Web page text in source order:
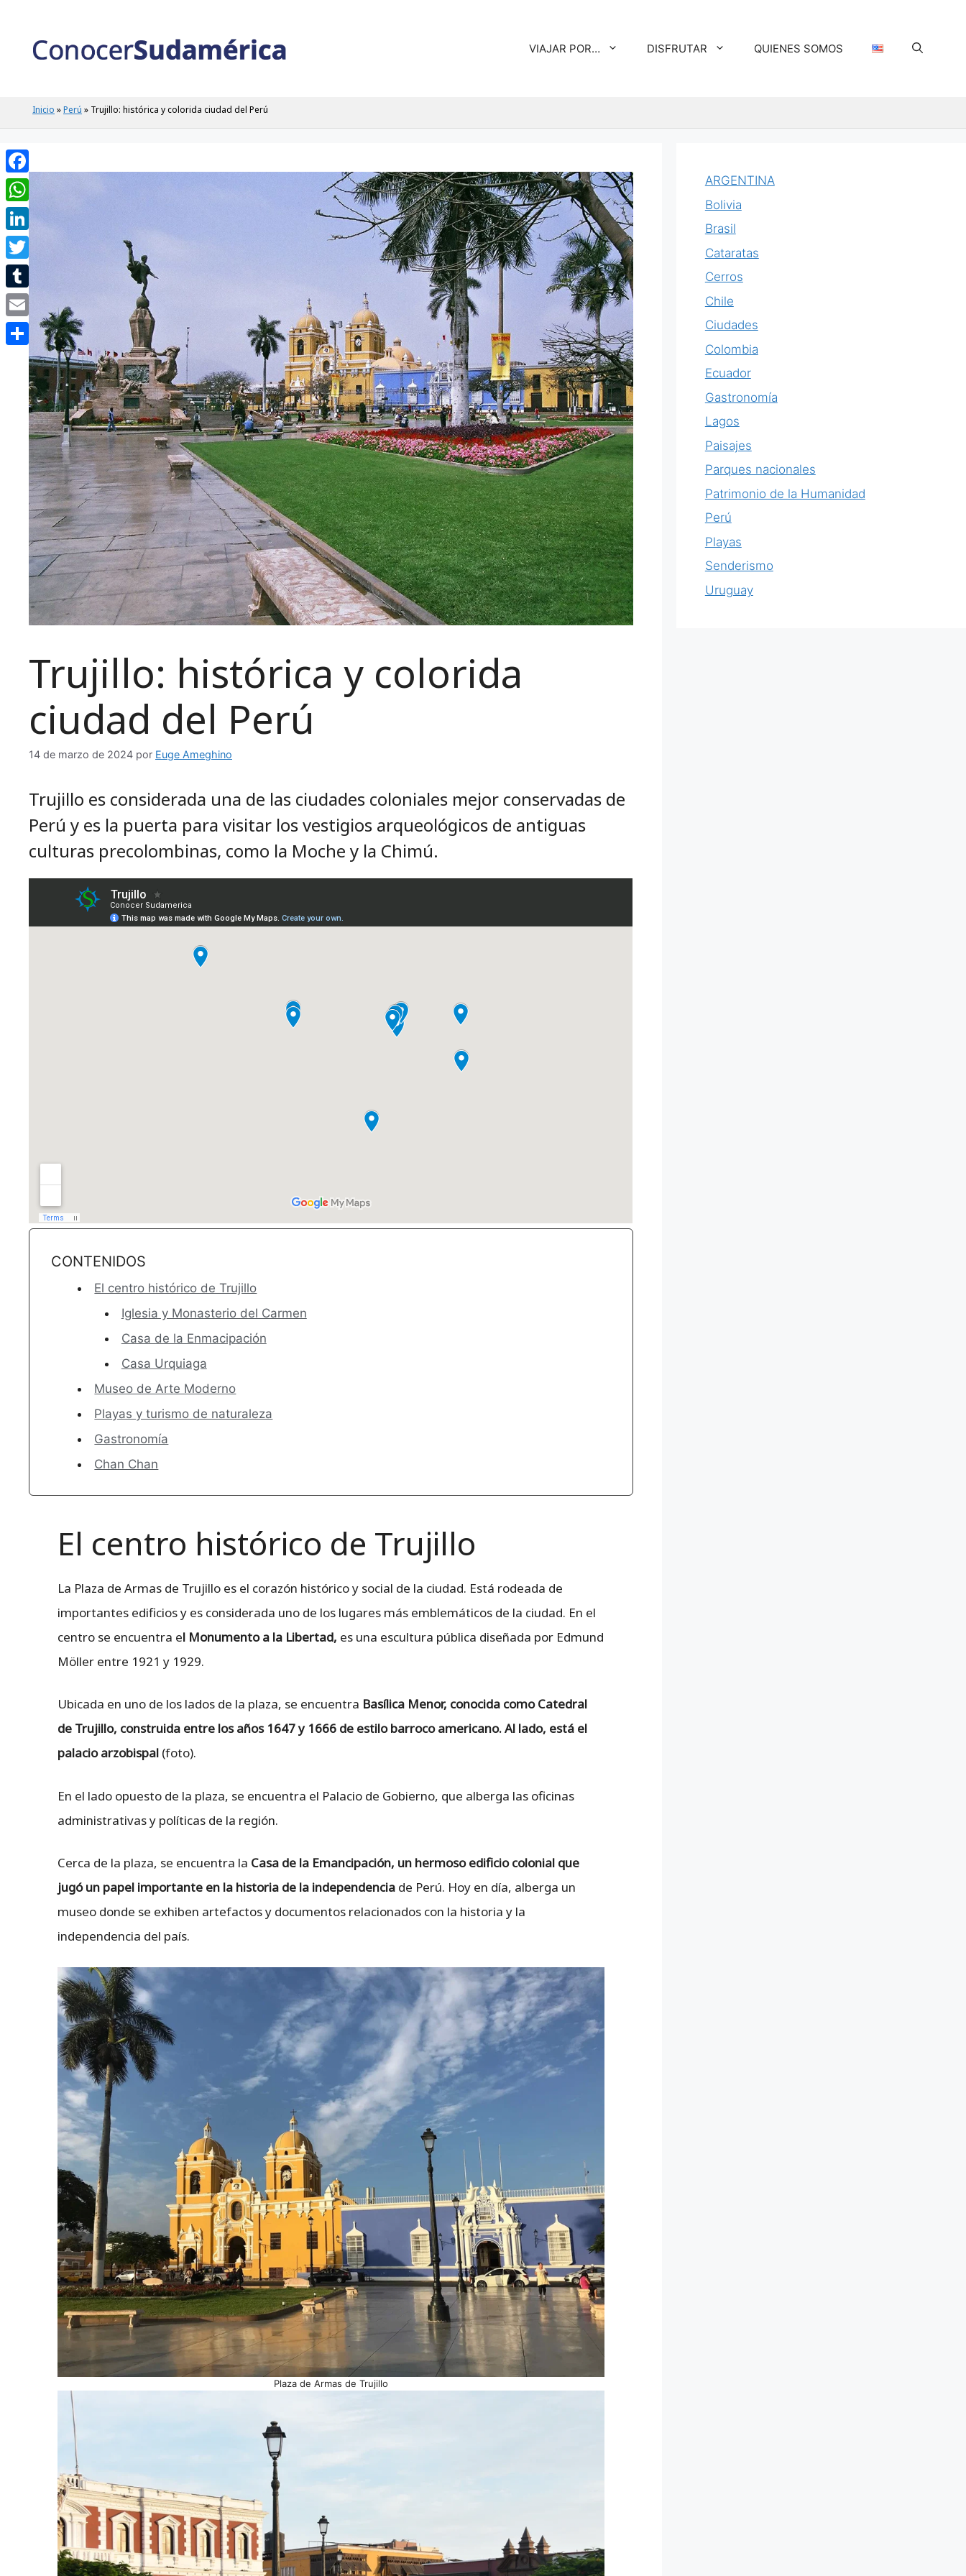
contenido
VIAJAR POR… DISFRUTAR QUIENES SOMOS
Inicio »Perú » Trujillo: histórica y colorida ciudad del Perú
Trujillo: histórica y colorida
ciudad del Perú
14 de marzo de 2024 por Euge Ameghino
Trujillo es considerada una de las ciudades coloniales mejor conservadas de
Perú y es la puerta para visitar los vestigios arqueológicos de antiguas
culturas precolombinas, como la Moche y la Chimú.
CONTENIDOS
El centro histórico de Trujillo
Iglesia y Monasterio del Carmen
Casa de la Enmacipación
Casa Urquiaga
Museo de Arte Moderno
Playas y turismo de naturaleza
Gastronomía
Chan Chan
El centro histórico de Trujillo
La Plaza de Armas de Trujillo es el corazón histórico y social de la ciudad. Está rodeada de
importantes edificios y es considerada uno de los lugares más emblemáticos de la ciudad. En el
centro se encuentra el Monumento a la Libertad, es una escultura pública diseñada por Edmund
Möller entre 1921 y 1929.
Ubicada en uno de los lados de la plaza, se encuentra Basílica Menor, conocida como Catedral
de Trujillo, construida entre los años 1647 y 1666 de estilo barroco americano. Al lado, está el
palacio arzobispal (foto).
En el lado opuesto de la plaza, se encuentra el Palacio de Gobierno, que alberga las oficinas
administrativas y políticas de la región.
Cerca de la plaza, se encuentra la Casa de la Emancipación, un hermoso edificio colonial que
jugó un papel importante en la historia de la independencia de Perú. Hoy en día, alberga un
museo donde se exhiben artefactos y documentos relacionados con la historia y la
independencia del país.
Plaza de Armas de Trujillo
ARGENTINA
Bolivia
Brasil
Cataratas
Cerros
Chile
Ciudades
Colombia
Ecuador
Gastronomía
Lagos
Paisajes
Parques nacionales
Patrimonio de la Humanidad
Perú
Playas
Senderismo
Uruguay
Facebook
WhatsApp
LinkedIn
Twitter
Tumblr
Email
Compartir